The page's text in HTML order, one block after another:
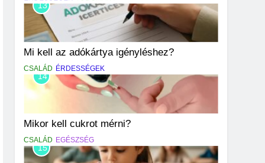
13
Mi kell az adókártya igényléshez?
CSALÁD ÉRDESSÉGEK
14
Mikor kell cukrot mérni?
CSALÁD EGÉSZSÉG
15